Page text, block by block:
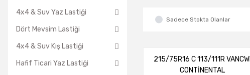
4x4 & Suv Yaz Lastiği
Dört Mevsim Lastiği
4x4 & Suv Kış Lastiği
Hafif Ticari Yaz Lastiği
Sadece Stokta Olanlar
215/75R16 C 113/111R VANCWI
CONTİNENTAL